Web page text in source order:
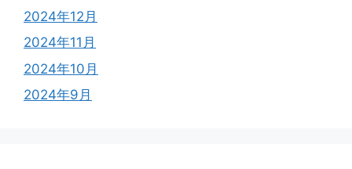
2024年12月
2024年11月
2024年10月
2024年9月